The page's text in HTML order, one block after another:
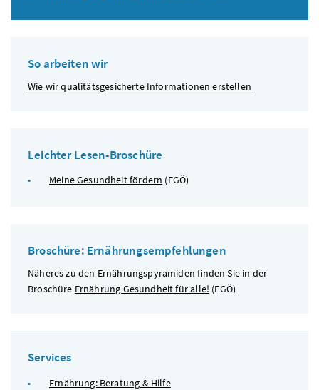
So arbeiten wir
Wie wir qualitätsgesicherte Informationen erstellen
Leichter Lesen-Broschüre
Meine Gesundheit fördern (FGÖ)
Broschüre: Ernährungsempfehlungen
Näheres zu den Ernährungspyramiden finden Sie in der
Broschüre Ernährung Gesundheit für alle! (FGÖ)
Services
Ernährung: Beratung & Hilfe